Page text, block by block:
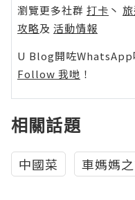
瀏覽更多社群 打卡 丶
攻略及 活動情報
U Blog開咗WhatsApp
Follow 我哋 ！
相關話題
中國菜 車媽媽